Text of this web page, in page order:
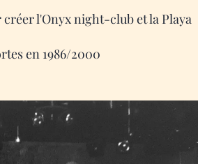
l'Onyx night-club et la Playa
en 1986/2000